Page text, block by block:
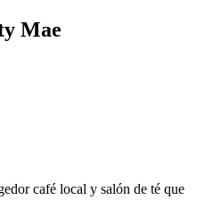
Mae
café local y salón de té que